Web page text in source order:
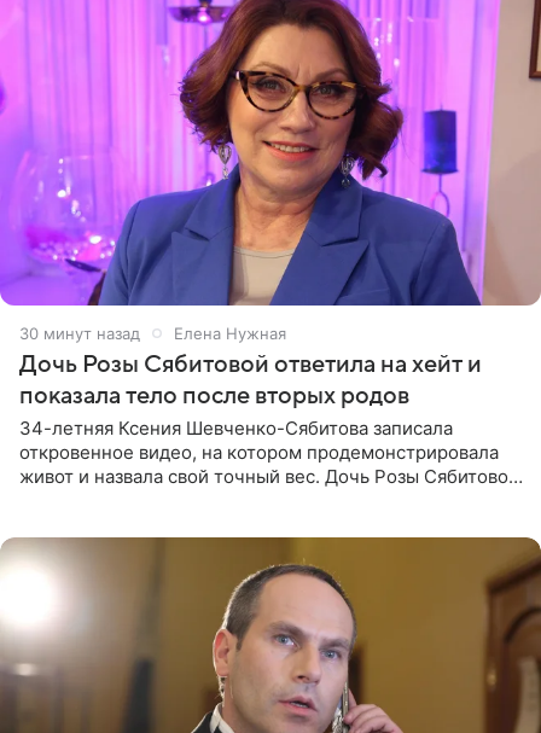
30 минут назад Елена Нужная
Дочь Розы Сябитовой ответила на хейт и
показала тело после вторых родов
34-летняя Ксения Шевченко-Сябитова записала
откровенное видео, на котором продемонстрировала
живот и назвала свой точный вес. Дочь Розы Сябитовой